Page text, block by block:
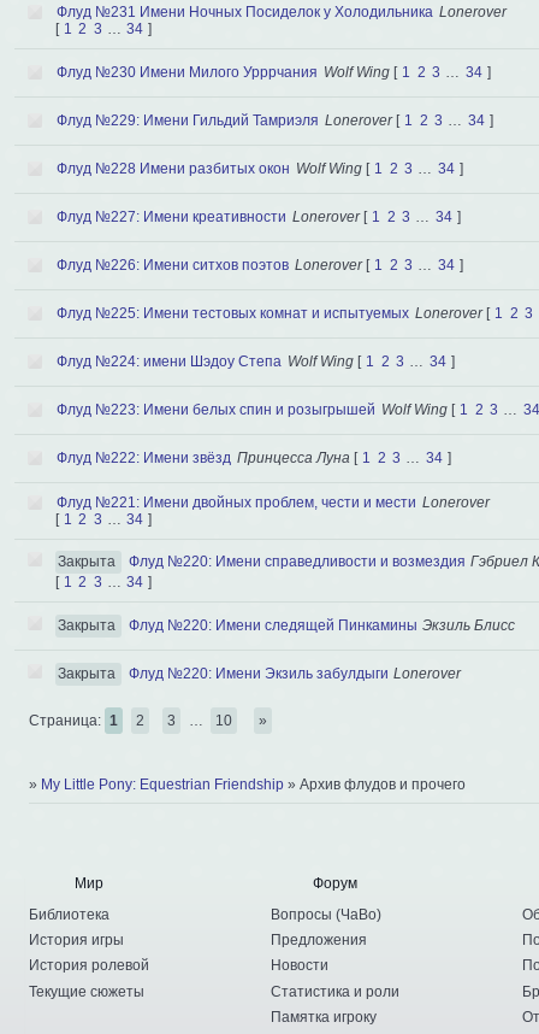
Флуд №231 Имени Ночных Посиделок у Холодильника Lonerover
[ 1 2 3 34 ]
Флуд №230 Имени Милого Урррчания Wolf Wing [ 1 2 3 34 ]
Флуд №229: Имени Гильдий Тамриэля Lonerover [ 1 2 3 34 ]
Флуд №228 Имени разбитых окон Wolf Wing [ 1 2 3 34 ]
Флуд №227: Имени креативности Lonerover [ 1 2 3 34 ]
Флуд №226: Имени ситхов поэтов Lonerover [ 1 2 3 34 ]
Флуд №225: Имени тестовых комнат и испытуемых Lonerover [ 1 2 3
Флуд №224: имени Шэдоу Степа Wolf Wing [ 1 2 3 34 ]
Флуд №223: Имени белых спин и розыгрышей Wolf Wing [ 1 2 3 34
Флуд №222: Имени звёзд Принцесса Луна [ 1 2 3 34 ]
Флуд №221: Имени двойных проблем, чести и мести Lonerover
[ 1 2 3 34 ]
Закрыта Флуд №220: Имени справедливости и возмездия Гэбриел
[ 1 2 3 34 ]
Закрыта Флуд №220: Имени следящей Пинкамины Экзиль Блисс
Закрыта Флуд №220: Имени Экзиль забулдыги Lonerover
Страница: 1 2 3 10 »
» My Little Pony: Equestrian Friendship » Архив флудов и прочего
Мир
Библиотека
История игры
История ролевой
Текущие сюжеты
Форум
Вопросы (ЧаВо)
Предложения
Новости
Статистика и роли
Памятка игроку